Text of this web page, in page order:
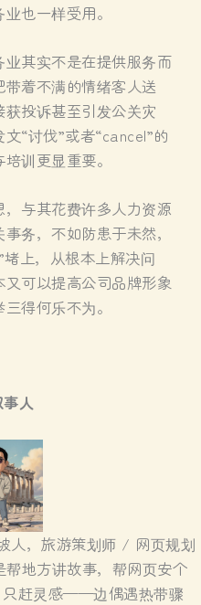
也一样受用。
其实不是在提供服务而
着不满的情绪客人送
投诉甚至引发公关灾
“讨伐”或者“cancel”的
训更显重要。
与其花费许多人力资源
务，不如防患于未然，
上，从根本上解决问
可以提高公司品牌形象
得何乐不为。
人
人，旅游策划师 / 网页规划
地方讲故事，帮网页安个
只赶灵感——边偶遇热带骤